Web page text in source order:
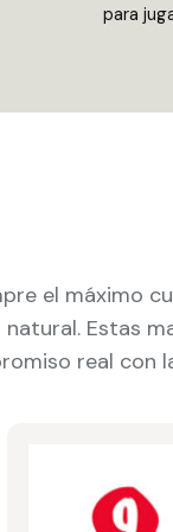
para
el máximo
Estas
real con